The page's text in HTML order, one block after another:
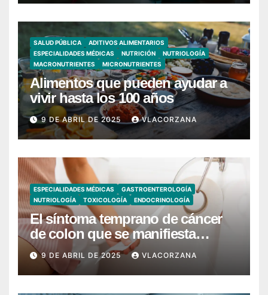
SALUD PÚBLICA
ADITIVOS ALIMENTARIOS
ESPECIALIDADES MÉDICAS
NUTRICIÓN
NUTRIOLOGÍA
MACRONUTRIENTES
MICRONUTRIENTES
Alimentos que pueden ayudar a
vivir hasta los 100 años
9 DE ABRIL DE 2025 VLACORZANA
ESPECIALIDADES MÉDICAS
GASTROENTEROLOGÍA
NUTRIOLOGÍA
TOXICOLOGÍA ENDOCRINOLOGÍA
El síntoma temprano de cáncer
de colon que se manifiesta
cuando vas al baño
9 DE ABRIL DE 2025 VLACORZANA